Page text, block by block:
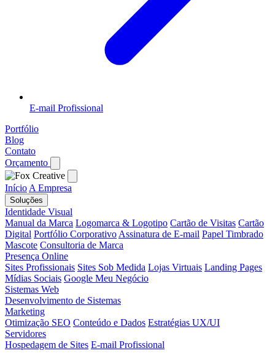
E-mail Profissional
Portfólio
Blog
Contato
Orçamento
Início A Empresa
Soluções
Identidade Visual
Manual da Marca Logomarca & Logotipo Cartão de Visitas Cartão
Digital Portfólio Corporativo Assinatura de E-mail Papel Timbrado
Mascote Consultoria de Marca
Presença Online
Sites Profissionais Sites Sob Medida Lojas Virtuais Landing Pages
Mídias Sociais Google Meu Negócio
Sistemas Web
Desenvolvimento de Sistemas
Marketing
Otimização SEO Conteúdo e Dados Estratégias UX/UI
Servidores
Hospedagem de Sites E-mail Profissional